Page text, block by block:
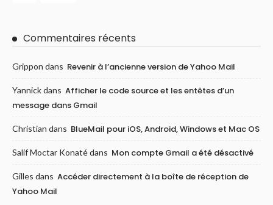
Commentaires récents
Grippon dans Revenir à l’ancienne version de Yahoo Mail
Yannickdans Afficher le code source et les entêtes d’un
message dans Gmail
Christian dans BlueMail pour iOS, Android, Windows et Mac OS
Salif Moctar Konatédans Mon compte Gmail a été désactivé
Gilles dans Accéder directement à la boîte de réception de
Yahoo Mail